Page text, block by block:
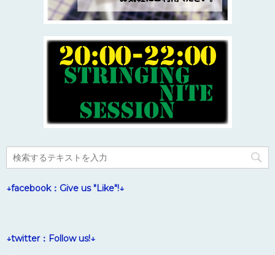
↓facebook：Give us "Like"!↓
↓twitter：Follow us!↓